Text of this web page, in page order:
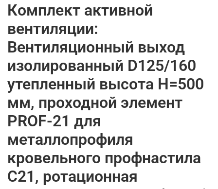
Комплект активной
вентиляции:
Вентиляционный выход
изолированный D125/160
утепленный высота H=500
мм, проходной элемент
PROF-21 для
металлопрофиля
кровельного профнастила
С21, ротационная